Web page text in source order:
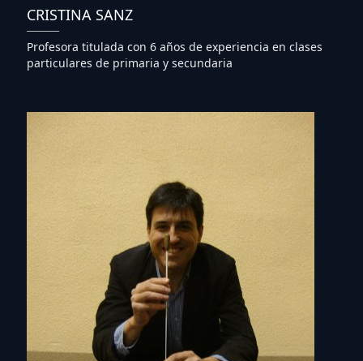
CRISTINA SANZ
Profesora titulada con 6 años de experiencia en clases
particulares de primaria y secundaria